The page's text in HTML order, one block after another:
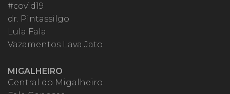
#covid19
dr. Pintassilgo
Lula Fala
Vazamentos Lava Jato
MIGALHEIRO
Central do Migalheiro